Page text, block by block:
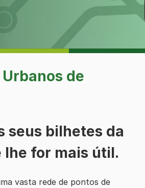
de
seus bilhetes da
lhe for mais útil.
vasta rede de pontos de